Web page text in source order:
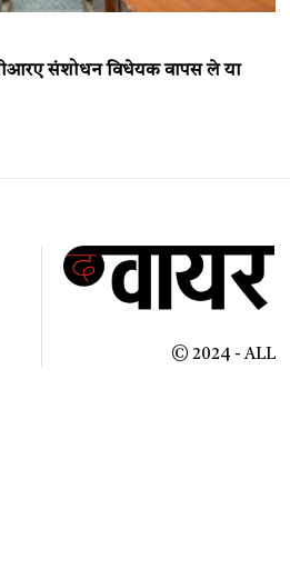
संशोधन विधेयक वापस ले या
© 2024 - ALL